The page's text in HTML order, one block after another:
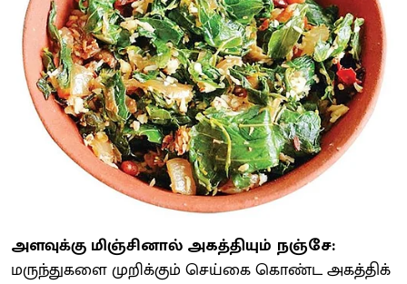
அளவுக்கு மிஞ்சினால் அகத்தியும் நஞ்சே:
மருந்துகளை முறிக்கும் செய்கை கொண்ட அகத்திக்